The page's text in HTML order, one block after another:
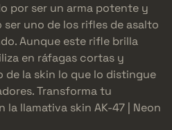
por ser un arma potente y
uno de los rifles de asalto
Aunque este rifle brilla
en ráfagas cortas y
de la skin lo que lo distingue
Transforma tu
llamativa skin AK-47 | Neon